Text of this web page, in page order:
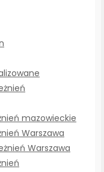
mazowieckie
Warszawa
Warszawa